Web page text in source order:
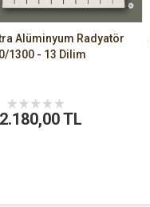
Alüminyum Radyatör
1300 - 13 Dilim
TL